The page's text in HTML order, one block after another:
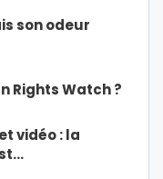
son odeur
Rights Watch ?
vidéo : la